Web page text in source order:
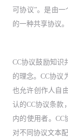
可协议”。 是由一
的一种共享协议。
CC协议鼓励知识
的理念。CC协议
也允许创作人自
认的CC协议条款
内的使用者。
对不同协议文本